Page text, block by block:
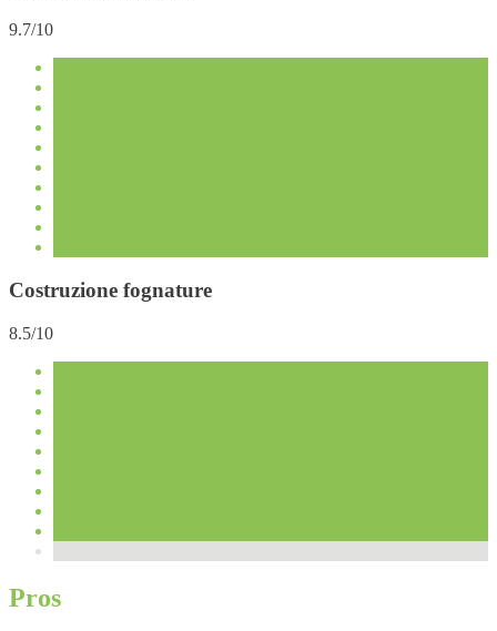
9.7/10
Costruzione fognature
8.5/10
Pros